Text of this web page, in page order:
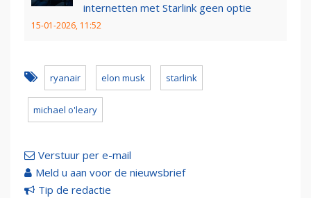
internetten met Starlink geen optie
15-01-2026, 11:52
ryanair elon musk starlink
michael o'leary
Verstuur per e-mail
Meld u aan voor de nieuwsbrief
Tip de redactie